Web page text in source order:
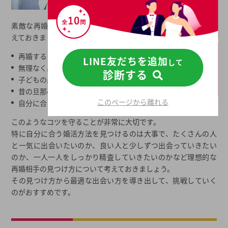
素敵な再婚相手と出会いたいなら下記のコツとポイントを押さ
えておきましょう。
再婚することに焦らない
無理なく出会いを重ねていく
子どもの愚痴を言いすぎない
昔の旦那の話をしない
自分に合う婚活を選ぶ
このようなコツを守ることが非常に大切です。
特に自分に合う婚活方法を見つけるのは大事で、たくさんの人
と一気に出会いたいのか、良い人と少しずつ出会っていきたい
のか、一人一人をしっかり精査していきたいのかなど理想的な
再婚相手の見つけ方について考えておきましょう。
その見つけ方から最適な出会い方を導き出して、挑戦していく
のがおすすめです。
LINE友だちを追加 して
診断する
このページから離れる